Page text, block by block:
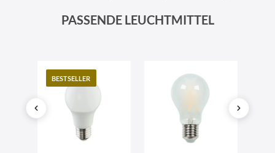
PASSENDE LEUCHTMITTEL
BESTSELLER